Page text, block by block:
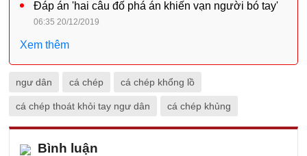
Đáp án 'hai câu đố phá án khiến vạn người bó tay'
06:35 20/12/2019
Xem thêm
ngư dân cá chép cá chép khổng lồ
cá chép thoát khỏi tay ngư dân cá chép khủng
Bình luận